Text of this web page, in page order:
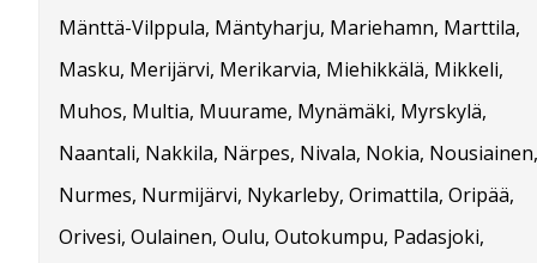
Mänttä-Vilppula, Mäntyharju, Mariehamn, Marttila,
Masku, Merijärvi, Merikarvia, Miehikkälä, Mikkeli,
Muhos, Multia, Muurame, Mynämäki, Myrskylä,
Naantali, Nakkila, Närpes, Nivala, Nokia, Nousiainen,
Nurmes, Nurmijärvi, Nykarleby, Orimattila, Oripää,
Orivesi, Oulainen, Oulu, Outokumpu, Padasjoki,